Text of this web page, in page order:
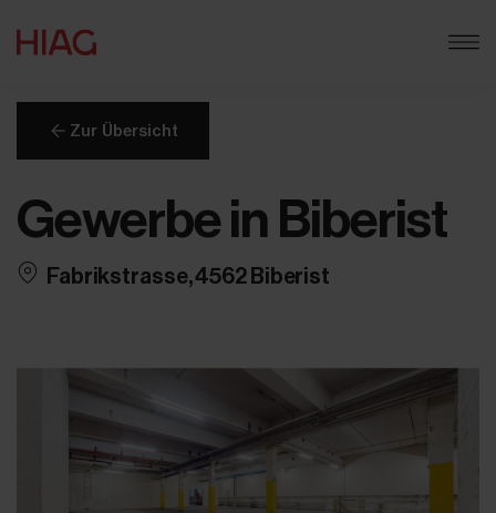
Zur Übersicht
Gewerbe in Biberist
Fabrikstrasse, 4562 Biberist